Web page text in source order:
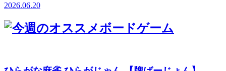
2026.06.20